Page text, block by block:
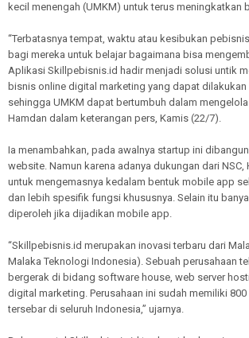
kecil menengah (UMKM) untuk terus meningkatkan
“Terbatasnya tempat, waktu atau kesibukan
bagi mereka untuk belajar bagaimana bisa
Aplikasi Skillpebisnis.id hadir menjadi solusi untik
bisnis online digital marketing yang dapat dilakukan
sehingga UMKM dapat bertumbuh dalam
Hamdan dalam keterangan pers, Kamis (22/7).
Ia menambahkan, pada awalnya startup ini
website. Namun karena adanya dukungan dari
untuk mengemasnya kedalam bentuk mobile app
dan lebih spesifik fungsi khususnya. Selain itu
diperoleh jika dijadikan mobile app.
“Skillpebisnis.id merupakan inovasi terbaru dari
Malaka Teknologi Indonesia). Sebuah perusahaan
bergerak di bidang software house, web server
digital marketing. Perusahaan ini sudah memiliki
tersebar di seluruh Indonesia,” ujarnya.